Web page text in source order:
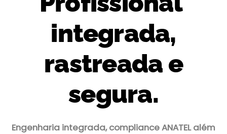
integrada,
rastreada e
segura.
Engenharia integrada, compliance ANATEL além